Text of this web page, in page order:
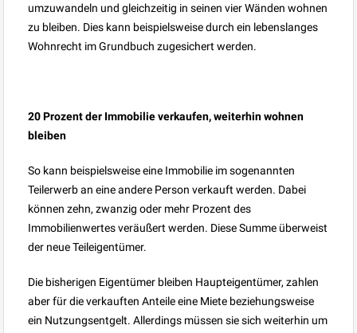
umzuwandeln und gleichzeitig in seinen vier Wänden wohnen
zu bleiben. Dies kann beispielsweise durch ein lebenslanges
Wohnrecht im Grundbuch zugesichert werden.
20 Prozent der Immobilie verkaufen, weiterhin wohnen
bleiben
So kann beispielsweise eine Immobilie im sogenannten
Teilerwerb an eine andere Person verkauft werden. Dabei
können zehn, zwanzig oder mehr Prozent des
Immobilienwertes veräußert werden. Diese Summe überweist
der neue Teileigentümer.
Die bisherigen Eigentümer bleiben Haupteigentümer, zahlen
aber für die verkauften Anteile eine Miete beziehungsweise
ein Nutzungsentgelt. Allerdings müssen sie sich weiterhin um